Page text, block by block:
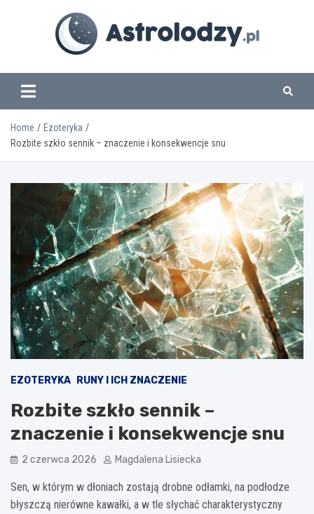
www.astrolodzy.pl
Home
Ezoteryka
Rozbite szkło sennik – znaczenie i konsekwencje snu
EZOTERYKA RUNY I ICH ZNACZENIE
Rozbite szkło sennik –
znaczenie i konsekwencje snu
2 czerwca 2026 Magdalena Lisiecka
Sen, w którym w dłoniach zostają drobne odłamki, na podłodze
błyszczą nierówne kawałki, a w tle słychać charakterystyczny